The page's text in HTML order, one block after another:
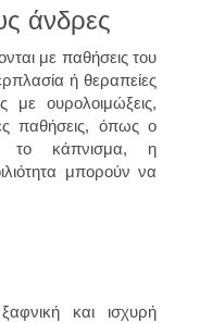
άνδρες
με παθήσεις του
ή θεραπείες
με ουρολοιμώξεις,
παθήσεις, όπως ο
το κάπνισμα, η
μπορούν να
και ισχυρή